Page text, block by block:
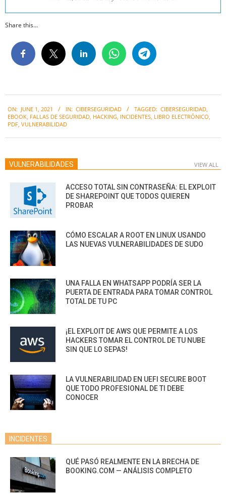
Share this...
06-
01
ON: JUNE 1, 2021 IN: CIBERSEGURIDAD TAGGED: CIBERSEGURIDAD
EBOOK FALLAS DE SEGURIDAD HACKING INCIDENTES LIBRO ELECTRÓNICO
PDF VULNERABILIDAD
VULNERABILIDADES VIEW ALL
ACCESO TOTAL SIN CONTRASEÑA: EL EXPLOIT
DE SHAREPOINT QUE TODOS QUIEREN
PROBAR
CÓMO ESCALAR A ROOT EN LINUX USANDO
LAS NUEVAS VULNERABILIDADES DE SUDO
UNA FALLA EN WHATSAPP PODRÍA SER LA
PUERTA DE ENTRADA PARA TOMAR CONTROL
TOTAL DE TU PC
¡EL EXPLOIT DE AWS QUE PERMITE A LOS
HACKERS TOMAR EL CONTROL DE TU NUBE
SIN QUE LO SEPAS!
LA VULNERABILIDAD EN UEFI SECURE BOOT
QUE TODO PROFESIONAL DE TI DEBE
CONOCER
INCIDENTES
QUÉ PASÓ REALMENTE EN LA BRECHA DE
BOOKING.COM — ANÁLISIS COMPLETO